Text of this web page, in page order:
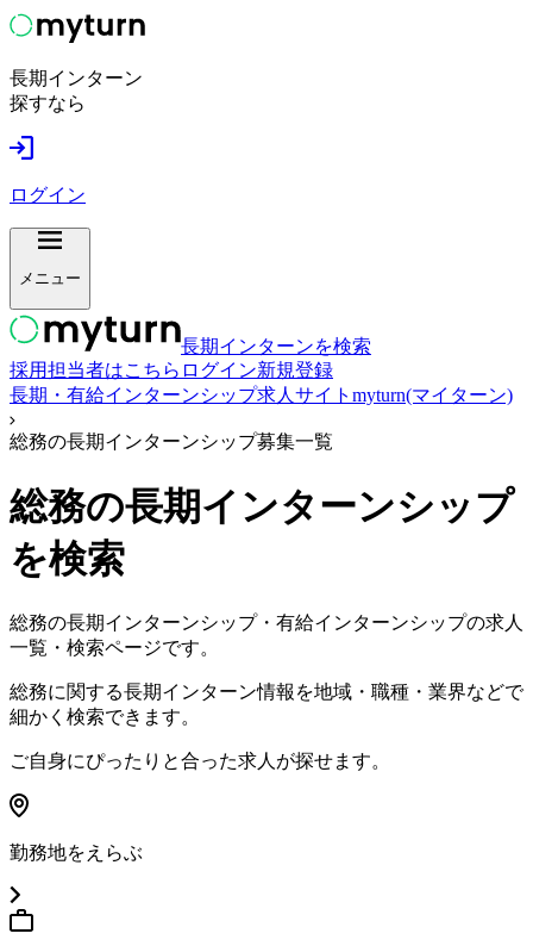
長期インターン
探すなら
ログイン
メニュー
長期インターンを検索
採用担当者はこちら ログイン新規登録
長期・有給インターンシップ求人サイトmyturn(マイターン)
総務の長期インターンシップ募集一覧
総務の長期インターンシップ
を検索
総務の長期インターンシップ・有給インターンシップの求人
一覧・検索ページです。
総務に関する長期インターン情報を地域・職種・業界などで
細かく検索できます。
ご自身にぴったりと合った求人が探せます。
勤務地をえらぶ